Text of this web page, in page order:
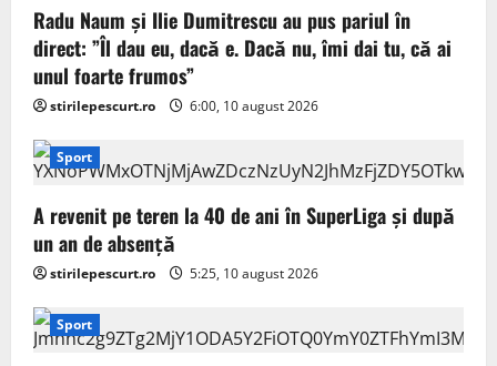
Radu Naum și Ilie Dumitrescu au pus pariul în
direct: ”Îl dau eu, dacă e. Dacă nu, îmi dai tu, că ai
unul foarte frumos”
stirilepescurt.ro 6:00, 10 august 2026
Sport
A revenit pe teren la 40 de ani în SuperLiga și după
un an de absență
stirilepescurt.ro 5:25, 10 august 2026
Sport